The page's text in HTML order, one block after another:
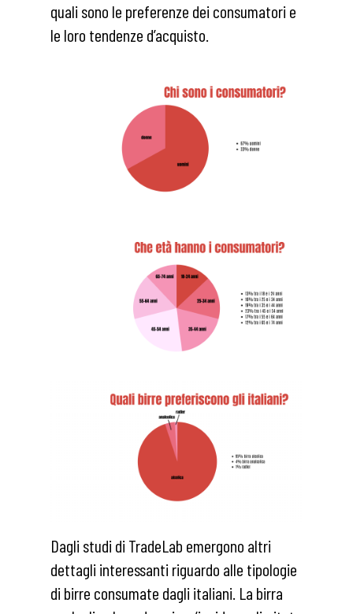
quali sono le preferenze dei consumatori e
le loro tendenze d’acquisto.
Dagli studi di TradeLab emergono altri
dettagli interessanti riguardo alle tipologie
di birre consumate dagli italiani. La birra